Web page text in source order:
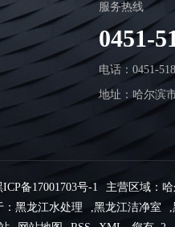
服务热线
0451-
电话：0451-
地址：哈尔滨
ICP备17001703号-1 主营区域：
黑龙江水处理 ,黑龙江洁净室 ,